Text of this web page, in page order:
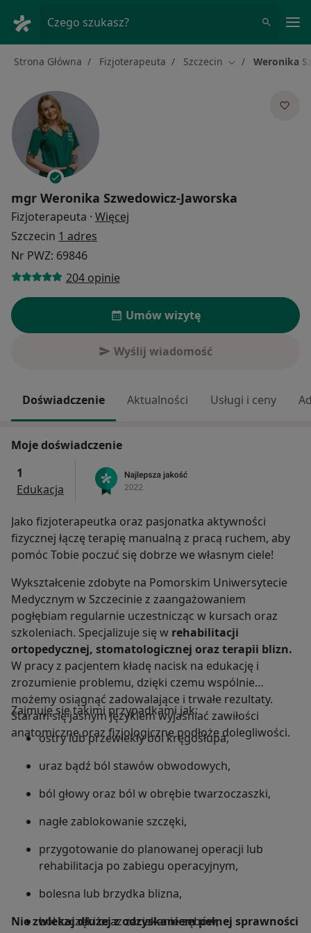
Czego szukasz?
Strona Główna Fizjoterapeuta Szczecin Zmień miasto
Weronika
mgr Weronika Szwedowicz-Jaworska
Fizjoterapeuta · Więcej
Szczecin 1 adres
Nr PWZ: 69846
204 opinie
Umów wizytę
Wyślij wiadomość
Doświadczenie Aktualności Usługi i ceny
Moje doświadczenie
1
Edukacja
Jako fizjoterapeutka oraz pasjonatka aktywności
fizycznej łączę terapię manualną z pracą ruchem, aby
pomóc Tobie poczuć się dobrze we własnym ciele!
Wykształcenie zdobyte na Pomorskim Uniwersytecie
Medycznym w Szczecinie z zaangażowaniem
pogłębiam regularnie uczestnicząc w kursach oraz
szkoleniach. Specjalizuje się w rehabilitacji
ortopedycznej, stomatologicznej oraz terapii blizn.
W pracy z pacjentem kładę nacisk na edukację i
zrozumienie problemu, dzięki czemu wspólnie
możemy osiągnąć zadowalające i trwałe rezultaty.
Staram się jasnym językiem wyjaśniać zawiłości
anatomiczne oraz fizjologiczne podłoże dolegliwości.
Zajmuję się takimi przypadkami jak:
ostry lub przewlekły ból kręgosłupa,
uraz bądź ból stawów obwodowych,
ból głowy oraz ból w obrębie twarzoczaszki,
nagłe zablokowanie szczęki,
przygotowanie do planowanej operacji lub
rehabilitacja po zabiegu operacyjnym,
bolesna lub brzydka blizna,
ból szczęki oraz zaciskanie zębów,
Nie zwlekaj dłużej z odzyskaniem pełnej sprawności